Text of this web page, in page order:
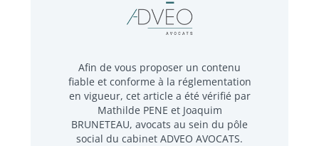
Afin de vous proposer un contenu
fiable et conforme à la réglementation
en vigueur, cet article a été vérifié par
Mathilde PENE et Joaquim
BRUNETEAU, avocats au sein du pôle
social du cabinet ADVEO AVOCATS.